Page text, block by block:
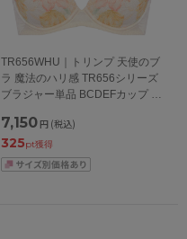
TR656WHU｜トリンプ 天使のブ
ラ 魔法のハリ感 TR656シリーズ
ブラジャー単品 BCDEFカップ ア
7,150 円 (税込)
325pt獲得